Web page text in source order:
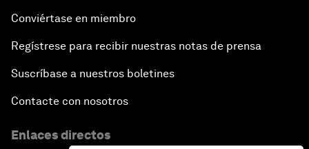
Conviértase en miembro
Regístrese para recibir nuestras notas de prensa
Suscríbase a nuestros boletines
Contacte con nosotros
Enlaces directos